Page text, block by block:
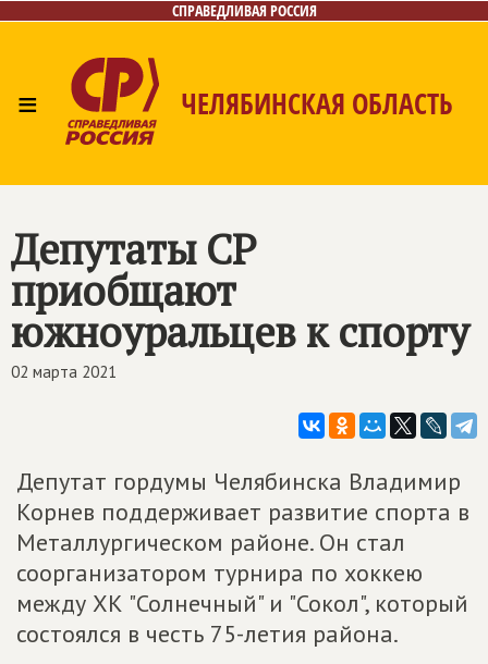
СПРАВЕДЛИВАЯ РОССИЯ
≡ ЧЕЛЯБИНСКАЯ ОБЛАСТЬ
Контакты
Депутаты СР
приобщают
южноуральцев к спорту
02 марта 2021
Депутат гордумы Челябинска Владимир
Корнев поддерживает развитие спорта в
Металлургическом районе. Он стал
соорганизатором турнира по хоккею
между ХК "Солнечный" и "Сокол", который
состоялся в честь 75-летия района.